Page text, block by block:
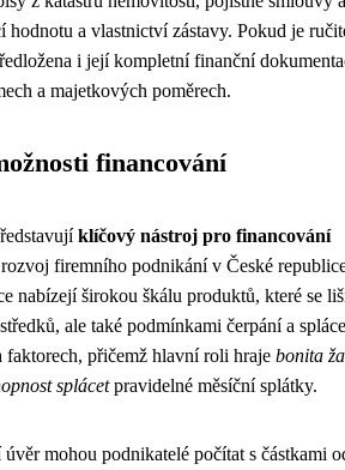
hodnotu a vlastnictví zástavy. Pokud je
i její kompletní finanční
a majetkových poměrech.
financování
klíčový nástroj pro financování
firemního podnikání v České
nabízejí širokou škálu produktů, které se
ale také podmínkami čerpání a
faktorech, přičemž hlavní roli hraje bonita
splácetpravidelné měsíční splátky.
mohou podnikatelé počítat s částkami